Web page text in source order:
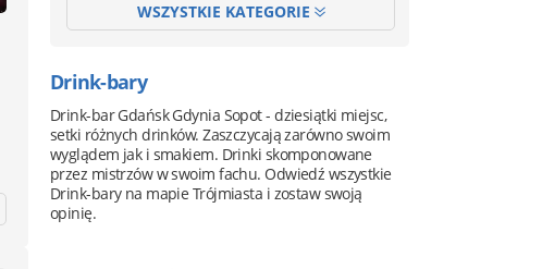
WSZYSTKIE KATEGORIE
Drink-bary
Drink-bar Gdańsk Gdynia Sopot - dziesiątki miejsc,
setki różnych drinków. Zaszczycają zarówno swoim
wyglądem jak i smakiem. Drinki skomponowane
przez mistrzów w swoim fachu. Odwiedź wszystkie
Drink-bary na mapie Trójmiasta i zostaw swoją
opinię.